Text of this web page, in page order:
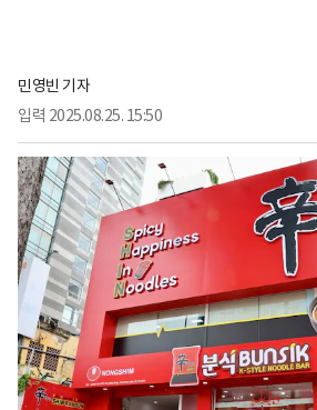
민영빈 기자
입력 2025.08.25. 15:50